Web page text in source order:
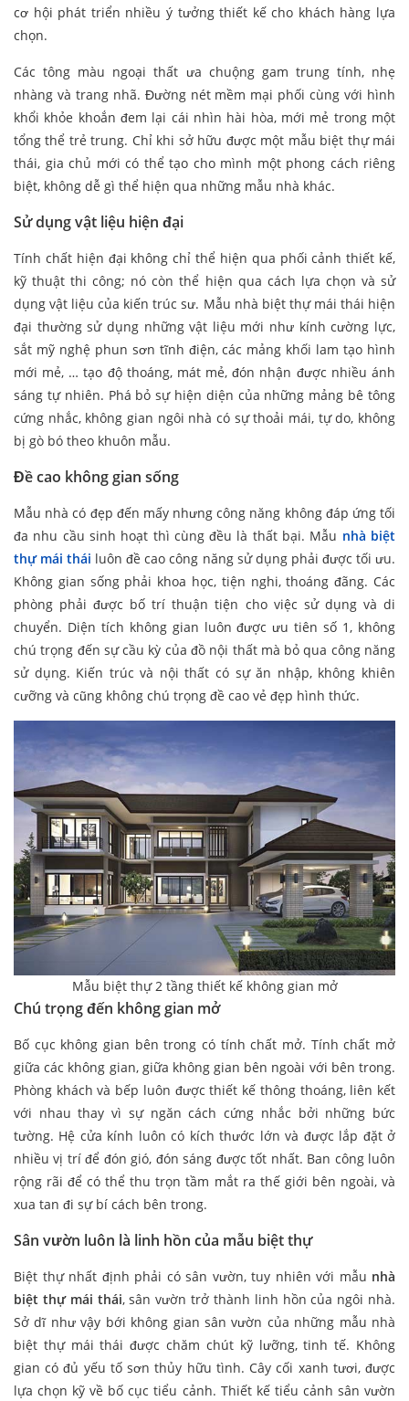
cơ hội phát triển nhiều ý tưởng thiết kế cho khách hàng lựa
chọn.
Các tông màu ngoại thất ưa chuộng gam trung tính, nhẹ
nhàng và trang nhã. Đường nét mềm mại phối cùng với hình
khổi khỏe khoắn đem lại cái nhìn hài hòa, mới mẻ trong một
tổng thể trẻ trung. Chỉ khi sở hữu được một mẫu biệt thự mái
thái, gia chủ mới có thể tạo cho mình một phong cách riêng
biệt, không dễ gì thể hiện qua những mẫu nhà khác.
Sử dụng vật liệu hiện đại
Tính chất hiện đại không chỉ thể hiện qua phối cảnh thiết kế,
kỹ thuật thi công; nó còn thể hiện qua cách lựa chọn và sử
dụng vật liệu của kiến trúc sư. Mẫu nhà biệt thự mái thái hiện
đại thường sử dụng những vật liệu mới như kính cường lực,
sắt mỹ nghệ phun sơn tĩnh điện, các mảng khối lam tạo hình
mới mẻ, … tạo độ thoáng, mát mẻ, đón nhận được nhiều ánh
sáng tự nhiên. Phá bỏ sự hiện diện của những mảng bê tông
cứng nhắc, không gian ngôi nhà có sự thoải mái, tự do, không
bị gò bó theo khuôn mẫu.
Đề cao không gian sống
Mẫu nhà có đẹp đến mấy nhưng công năng không đáp ứng tối
đa nhu cầu sinh hoạt thì cùng đều là thất bại. Mẫu nhà biệt
thự mái thái luôn đề cao công năng sử dụng phải được tối ưu.
Không gian sống phải khoa học, tiện nghi, thoáng đãng. Các
phòng phải được bố trí thuận tiện cho việc sử dụng và di
chuyển. Diện tích không gian luôn được ưu tiên số 1, không
chú trọng đến sự cầu kỳ của đồ nội thất mà bỏ qua công năng
sử dụng. Kiến trúc và nội thất có sự ăn nhập, không khiên
cưỡng và cũng không chú trọng đề cao vẻ đẹp hình thức.
Mẫu biệt thự 2 tầng thiết kế không gian mở
Chú trọng đến không gian mở
Bố cục không gian bên trong có tính chất mở. Tính chất mở
giữa các không gian, giữa không gian bên ngoài với bên trong.
Phòng khách và bếp luôn được thiết kế thông thoáng, liên kết
với nhau thay vì sự ngăn cách cứng nhắc bởi những bức
tường. Hệ cửa kính luôn có kích thước lớn và được lắp đặt ở
nhiều vị trí để đón gió, đón sáng được tốt nhất. Ban công luôn
rộng rãi để có thể thu trọn tầm mắt ra thế giới bên ngoài, và
xua tan đi sự bí cách bên trong.
Sân vườn luôn là linh hồn của mẫu biệt thự
Biệt thự nhất định phải có sân vườn, tuy nhiên với mẫu nhà
biệt thự mái thái, sân vườn trở thành linh hồn của ngôi nhà.
Sở dĩ như vậy bới không gian sân vườn của những mẫu nhà
biệt thự mái thái được chăm chút kỹ lưỡng, tinh tế. Không
gian có đủ yếu tố sơn thủy hữu tình. Cây cối xanh tươi, được
lựa chọn kỹ về bố cục tiểu cảnh. Thiết kế tiểu cảnh sân vườn